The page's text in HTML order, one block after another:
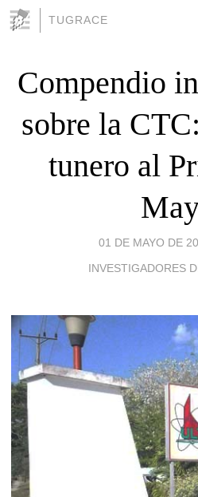
TUGRACE
Compendio
sobre la
tunero al
01 DE MAYO DE
INVESTIGADORES